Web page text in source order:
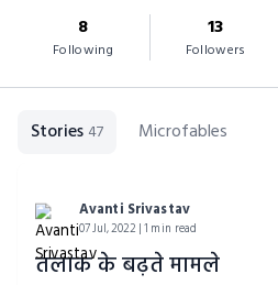
8
Following
13
Followers
Stories 47 Microfables
Avanti Srivastav
07 Jul, 2022 | 1 min read
तलाक के बढ़ते मामले